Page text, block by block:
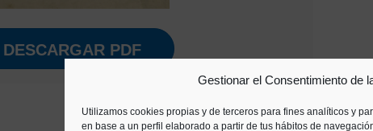
Gestionar el Consentimiento de
Utilizamos cookies propias y de terceros para fines analíticos y
en base a un perfil elaborado a partir de tus hábitos de
DESCARGAR PDF